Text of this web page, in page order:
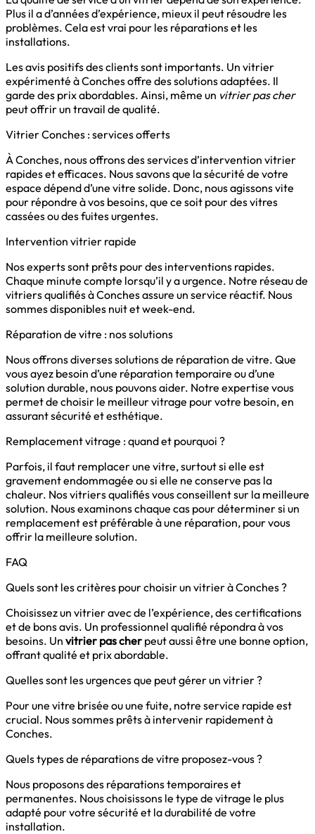
Plus il a d’années d’expérience, mieux il peut résoudre les
problèmes. Cela est vrai pour les réparations et les
installations.
Les avis positifs des clients sont importants. Un vitrier
expérimenté à Conches offre des solutions adaptées. Il
garde des prix abordables. Ainsi, même un vitrier pas cher
peut offrir un travail de qualité.
Vitrier Conches : services offerts
À Conches, nous offrons des services d’intervention vitrier
rapides et efficaces. Nous savons que la sécurité de votre
espace dépend d’une vitre solide. Donc, nous agissons vite
pour répondre à vos besoins, que ce soit pour des vitres
cassées ou des fuites urgentes.
Intervention vitrier rapide
Nos experts sont prêts pour des interventions rapides.
Chaque minute compte lorsqu’il y a urgence. Notre réseau de
vitriers qualifiés à Conches assure un service réactif. Nous
sommes disponibles nuit et week-end.
Réparation de vitre : nos solutions
Nous offrons diverses solutions de réparation de vitre. Que
vous ayez besoin d’une réparation temporaire ou d’une
solution durable, nous pouvons aider. Notre expertise vous
permet de choisir le meilleur vitrage pour votre besoin, en
assurant sécurité et esthétique.
Remplacement vitrage : quand et pourquoi ?
Parfois, il faut remplacer une vitre, surtout si elle est
gravement endommagée ou si elle ne conserve pas la
chaleur. Nos vitriers qualifiés vous conseillent sur la meilleure
solution. Nous examinons chaque cas pour déterminer si un
remplacement est préférable à une réparation, pour vous
offrir la meilleure solution.
FAQ
Quels sont les critères pour choisir un vitrier à Conches ?
Choisissez un vitrier avec de l’expérience, des certifications
et de bons avis. Un professionnel qualifié répondra à vos
besoins. Un vitrier pas cher peut aussi être une bonne option,
offrant qualité et prix abordable.
Quelles sont les urgences que peut gérer un vitrier ?
Pour une vitre brisée ou une fuite, notre service rapide est
crucial. Nous sommes prêts à intervenir rapidement à
Conches.
Quels types de réparations de vitre proposez-vous ?
Nous proposons des réparations temporaires et
permanentes. Nous choisissons le type de vitrage le plus
adapté pour votre sécurité et la durabilité de votre
installation.